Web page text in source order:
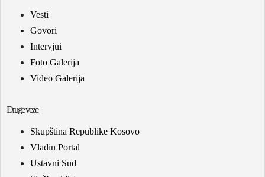
Vesti
Govori
Intervjui
Foto Galerija
Video Galerija
Druge veze
Skupština Republike Kosovo
Vladin Portal
Ustavni Sud